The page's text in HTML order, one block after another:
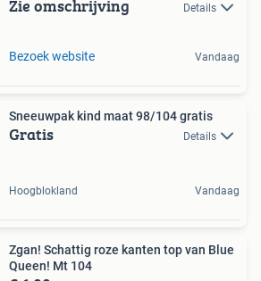
Zie omschrijving Details
Bezoek website Vandaag
Sneeuwpak kind maat 98/104 gratis
Gratis Details
Hoogblokland Vandaag
Zgan! Schattig roze kanten top van Blue
Queen! Mt 104